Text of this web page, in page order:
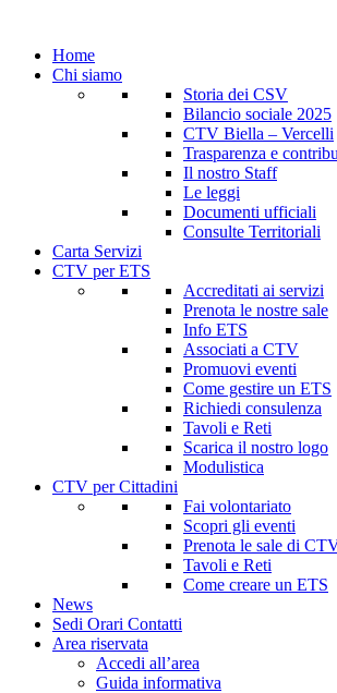
Home
Chi siamo
Storia dei CSV
Bilancio sociale 2025
CTV Biella – Vercelli
Trasparenza e
Il nostro Staff
Le leggi
Documenti ufficiali
Consulte Territoriali
Carta Servizi
CTV per ETS
Accreditati ai servizi
Prenota le nostre sale
Info ETS
Associati a CTV
Promuovi eventi
Come gestire un ETS
Richiedi consulenza
Tavoli e Reti
Scarica il nostro logo
Modulistica
CTV per Cittadini
Fai volontariato
Scopri gli eventi
Prenota le sale di
Tavoli e Reti
Come creare un ETS
News
Sedi Orari Contatti
Area riservata
Accedi all’area
Guida informativa